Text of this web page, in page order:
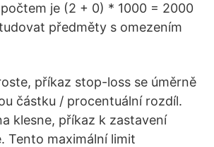
je (2 + 0) * 1000 = 2000
předměty s omezením
příkaz stop-loss se úměrně
částku / procentuální rozdíl.
klesne, příkaz k zastavení
Tento maximální limit